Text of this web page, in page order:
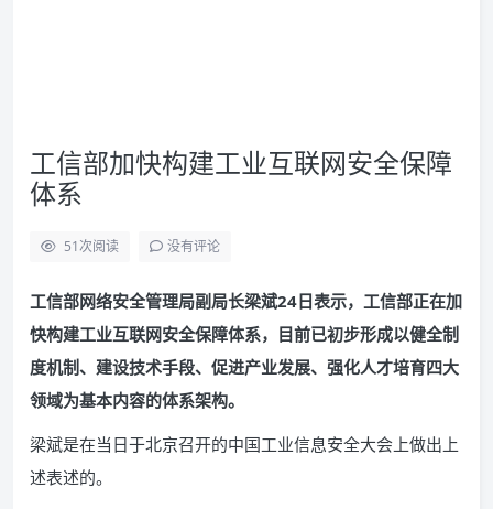
工信部加快构建工业互联网安全保障
体系
51次阅读 没有评论
工信部网络安全管理局副局长梁斌24日表示，工信部正在加
快构建工业互联网安全保障体系，目前已初步形成以健全制
度机制、建设技术手段、促进产业发展、强化人才培育四大
领域为基本内容的体系架构。
梁斌是在当日于北京召开的中国工业信息安全大会上做出上
述表述的。